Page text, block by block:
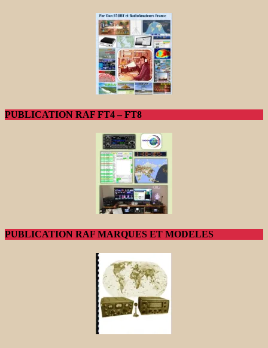
PUBLICATION RAF FT4 – FT8
PUBLICATION RAF MARQUES ET MODELES